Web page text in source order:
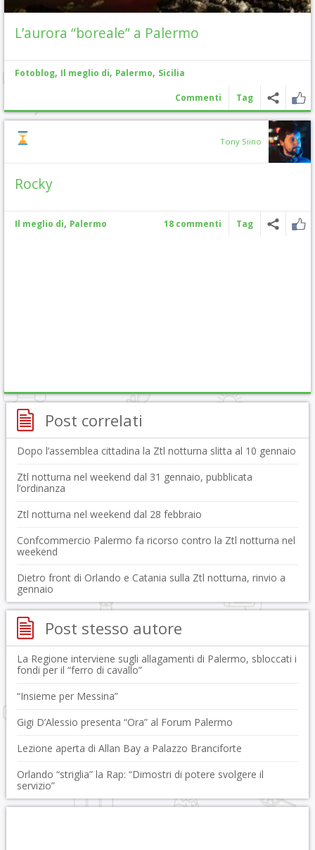
L’aurora “boreale” a Palermo
Fotoblog, Il meglio di, Palermo, Sicilia
Commenti Tag
Tony Siino
Rocky
Il meglio di, Palermo 18 commenti Tag
Post correlati
Dopo l’assemblea cittadina la Ztl notturna slitta al 10 gennaio
Ztl notturna nel weekend dal 31 gennaio, pubblicata
l’ordinanza
Ztl notturna nel weekend dal 28 febbraio
Confcommercio Palermo fa ricorso contro la Ztl notturna nel
weekend
Dietro front di Orlando e Catania sulla Ztl notturna, rinvio a
gennaio
Post stesso autore
La Regione interviene sugli allagamenti di Palermo, sbloccati i
fondi per il “ferro di cavallo”
“Insieme per Messina”
Gigi D’Alessio presenta “Ora” al Forum Palermo
Lezione aperta di Allan Bay a Palazzo Branciforte
Orlando “striglia” la Rap: “Dimostri di potere svolgere il
servizio”